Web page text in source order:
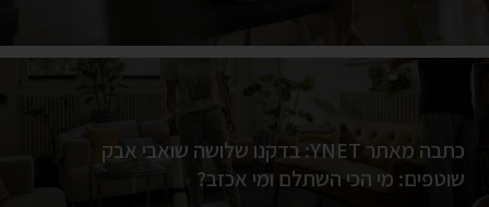
כתבה מאתר YNET: בדקנו שלושה שואבי אבק
שוטפים: מי הכי השתלם ומי אכזב?